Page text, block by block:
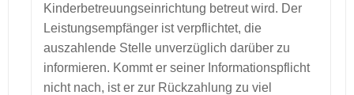
Kinderbetreuungseinrichtung betreut wird. Der
Leistungsempfänger ist verpflichtet, die
auszahlende Stelle unverzüglich darüber zu
informieren. Kommt er seiner Informationspflicht
nicht nach, ist er zur Rückzahlung zu viel